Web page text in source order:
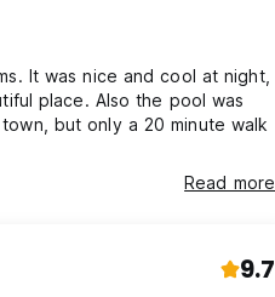
It was nice and cool at night,
place. Also the pool was
Read more
9.7